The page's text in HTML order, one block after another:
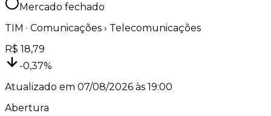
Mercado fechado
TIM · Comunicações › Telecomunicações
R$ 18,79
-0,37%
Atualizado em 07/08/2026 às 19:00
Abertura